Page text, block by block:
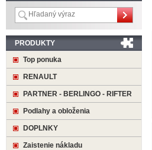
PRODUKTY
Top ponuka
RENAULT
PARTNER - BERLINGO - RIFTER
Podlahy a obloženia
DOPLNKY
Zaistenie nákladu